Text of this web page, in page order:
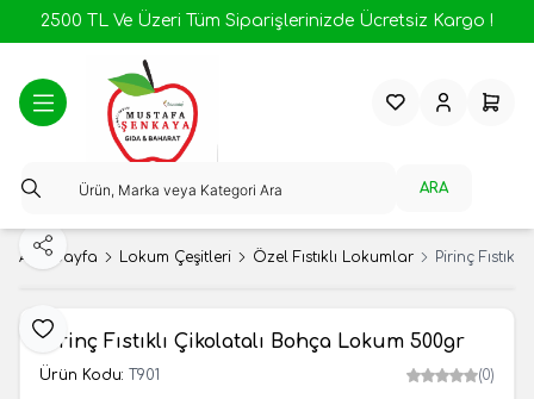
2500 TL Ve Üzeri Tüm Siparişlerinizde Ücretsiz Kargo !
ARA
FavorilerimHesabım
Ana Sayfa Lokum Çeşitleri Özel Fıstıklı Lokumlar Pirinç
Favoriye Ekle
Paylaş
Pirinç Fıstıklı Çikolatalı Bohça Lokum 500gr
Ürün Kodu: T901 (0)